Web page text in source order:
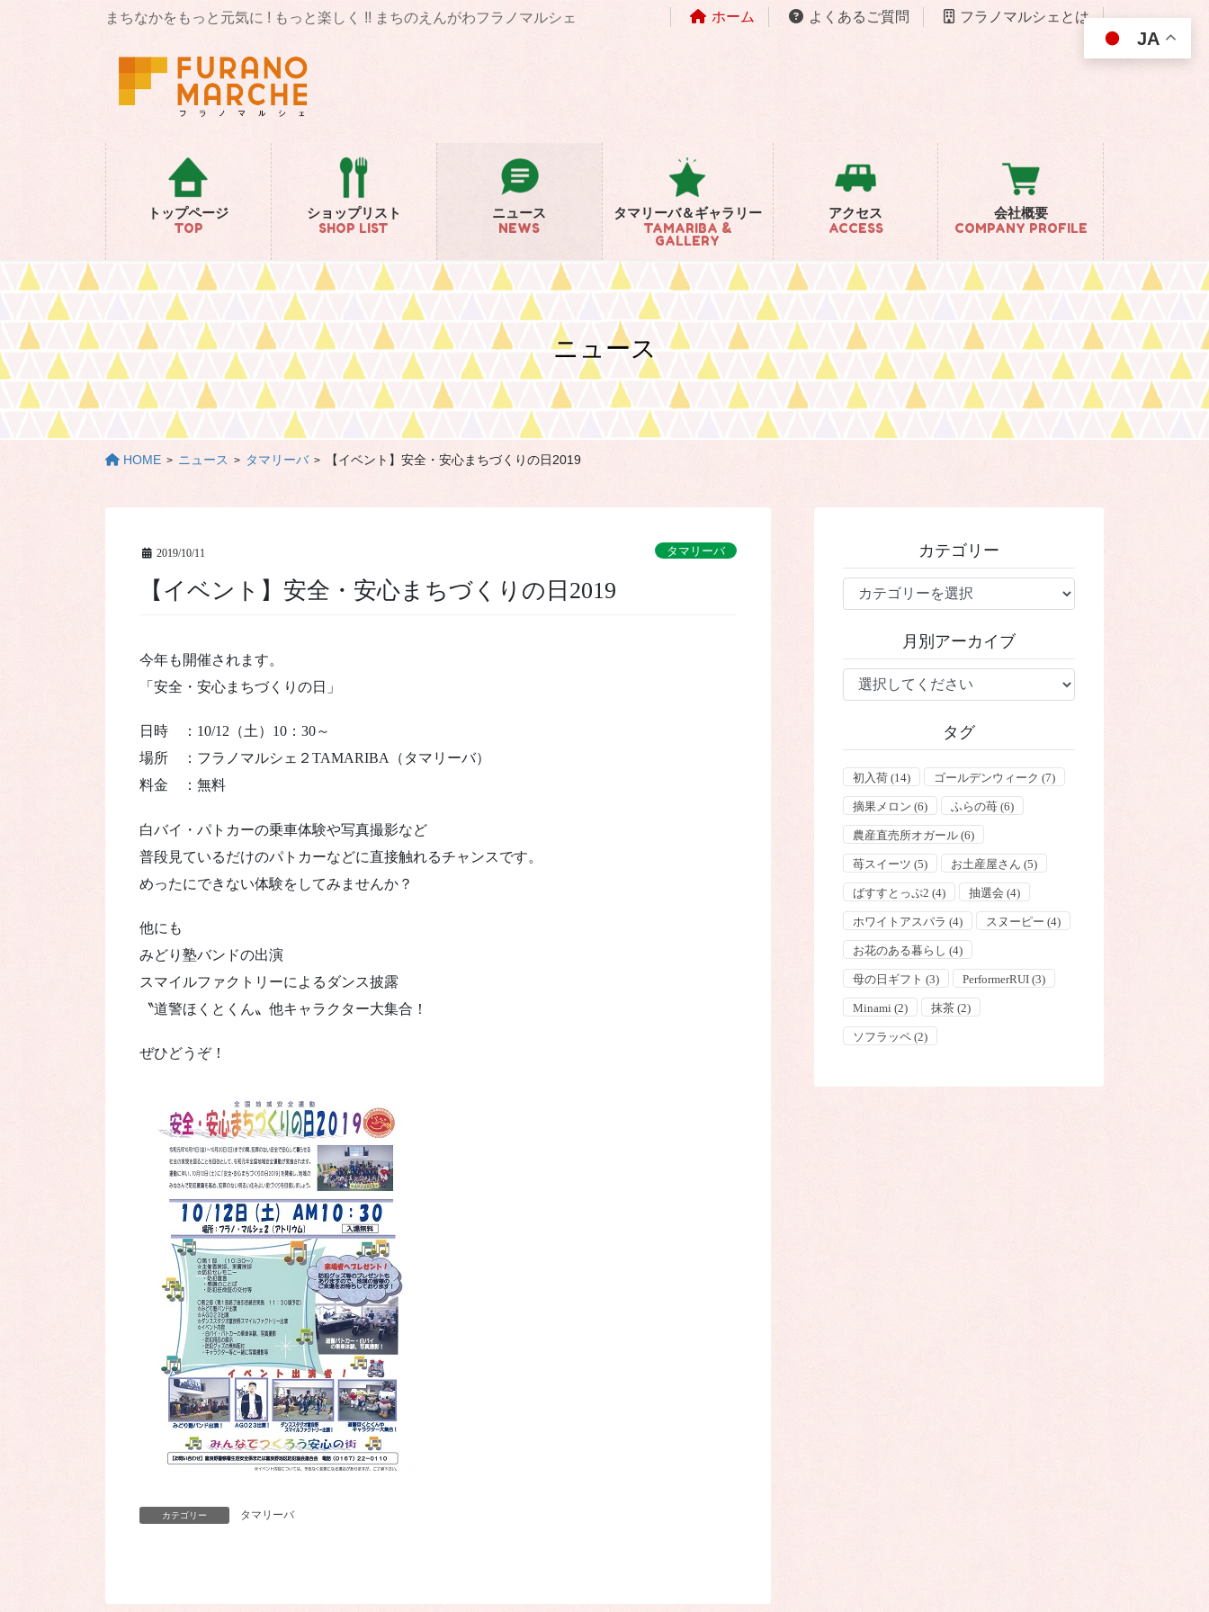
まちなかをもっと元気に ! もっと楽しく !! まちのえんがわフラノマルシェ ホーム よくあるご質問 フラノマルシェとは
トップページ
TOP
ショップリスト
SHOP LIST
ニュース
NEWS
タマリーバ＆ギャラリー
TAMARIBA &
GALLERY
アクセス
ACCESS
会社概要
COMPANY PROFILE
ニュース
HOME ニュース タマリーバ 【イベント】安全・安心まちづくりの日2019
2019/10/11 タマリーバ
【イベント】安全・安心まちづくりの日2019
今年も開催されます。
「安全・安心まちづくりの日」
日時 ：10/12（土）10：30～
場所 ：フラノマルシェ２TAMARIBA（タマリーバ）
料金 ：無料
白バイ・パトカーの乗車体験や写真撮影など
普段見ているだけのパトカーなどに直接触れるチャンスです。
めったにできない体験をしてみませんか？
他にも
みどり塾バンドの出演
スマイルファクトリーによるダンス披露
〝道警ほくとくん〟他キャラクター大集合！
ぜひどうぞ！
カテゴリー タマリーバ
カテゴリー
テ
ー
月別アーカイブ
タグ
初入荷 (14) ゴールデンウィーク (7)
摘果メロン (6) ふらの苺 (6)
農産直売所オガール (6)
苺スイーツ (5) お土産屋さん (5)
ばすすとっぷ2 (4) 抽選会 (4)
ホワイトアスパラ (4) スヌーピー (4)
お花のある暮らし (4)
母の日ギフト (3) PerformerRUI (3)
Minami (2) 抹茶 (2)
ソフラッペ (2)
JA